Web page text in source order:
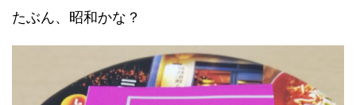
たぶん、昭和かな？